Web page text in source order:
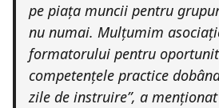
pe piața muncii pentru
nu numai. Mulțumim
formatorului pentru
competențele practice
zile de instruire”, a